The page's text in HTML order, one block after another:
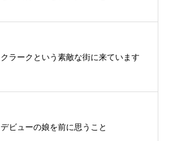
クラークという素敵な街に来ています
デビューの娘を前に思うこと